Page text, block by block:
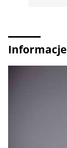
Informacje